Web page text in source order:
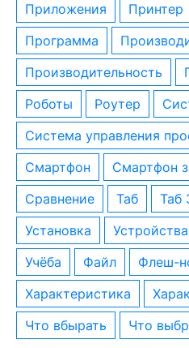
приложения
принтер
программа
производительность
роботы
роутер
система управления
смартфон
смартфон
сравнение
таб таб
установка
устройства
учёба
файл флеш-
характеристика
что вбырать
что